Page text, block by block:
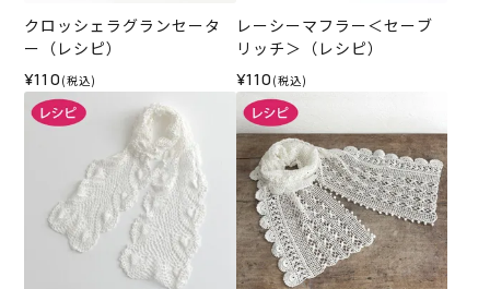
クロッシェラグランセータ
ー（レシピ）
¥110 (税込)
レーシーマフラー＜セーブ
リッチ＞（レシピ）
¥110 (税込)